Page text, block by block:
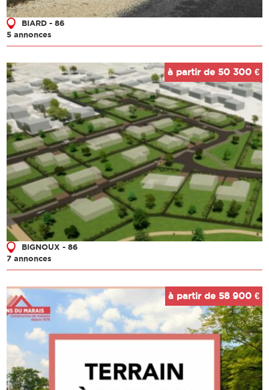
BIARD - 86
5 annonces
BIGNOUX - 86
7 annonces
à partir de 50 300 €
à partir de 58 900 €